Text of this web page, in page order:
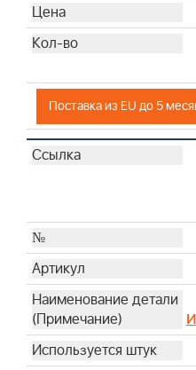
Поставка из EU до 5